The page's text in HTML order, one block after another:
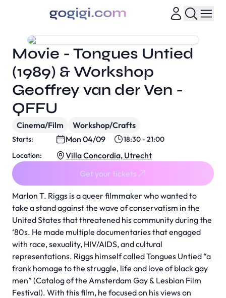
Marlon T. Riggs is a queer filmmaker who wanted to
take a stand against the wave of conservatism in the
United States that threatened his community during the
‘80s. He made multiple documentaries that engaged
with race, sexuality, HIV/AIDS, and cultural
representations. Riggs himself called Tongues Untied “a
frank homage to the struggle, life and love of black gay
men” (Catalog of the Amsterdam Gay & Lesbian Film
Festival). With this film, he focused on his views on
Movie - Tongues Untied
(1989) & Workshop
Geoffrey van der Ven -
QFFU
Cinema/Film Workshop/Crafts
Starts: Mon 04/09
18:30 - 21:00
Location:
Villa Concordia, Utrecht
Get your tickets